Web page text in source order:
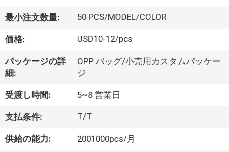
VR
シ
ョ
ー
私
た
ち
最小注文数量: 50 PCS/MODEL/COLOR
価格: USD10-12/pcs
パッケージの詳
細:
OPP バッグ/小売用カスタムパッケー
ジ
受渡し時間: 5~8 営業日
支払条件: T/T
供給の能力: 2001000pcs/月